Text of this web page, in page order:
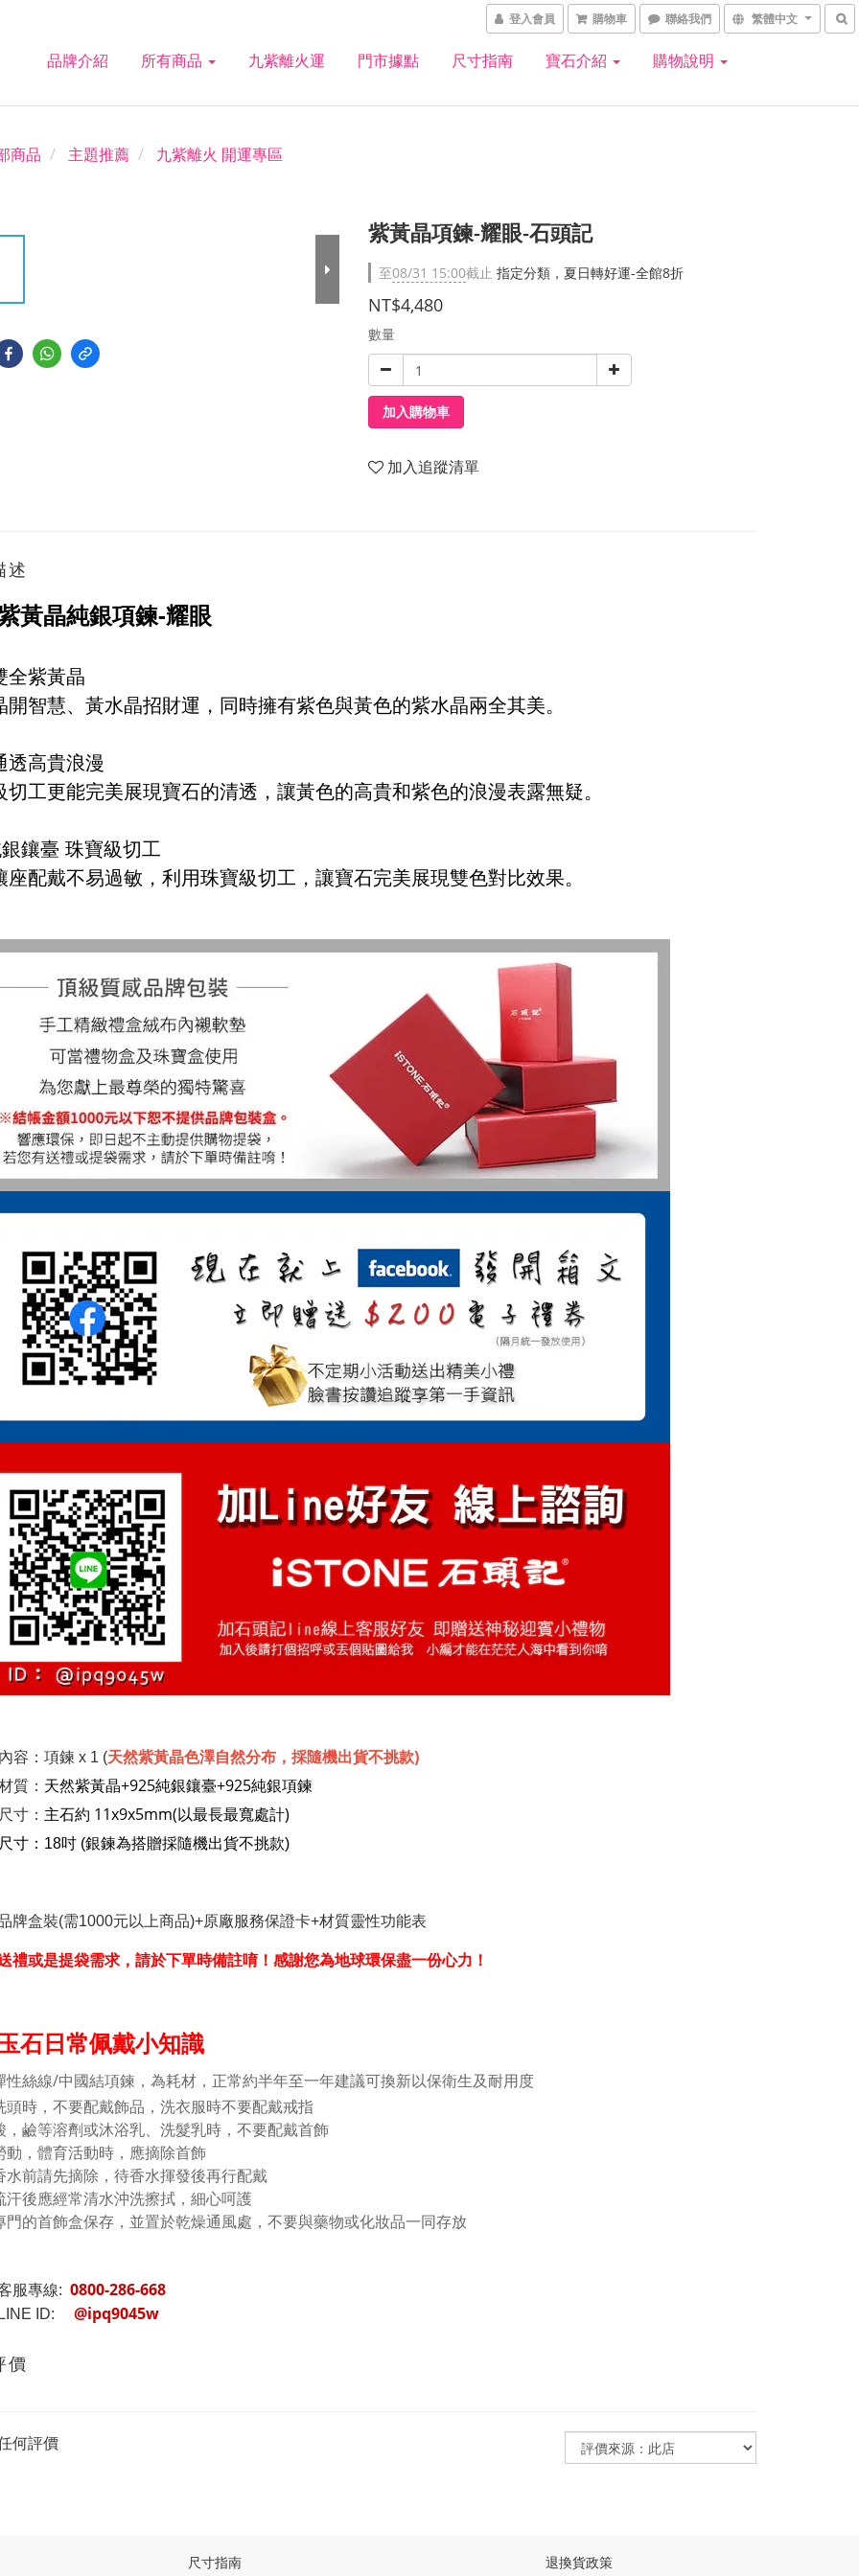
登入會員 購物車 聯絡我們 繁體中文
品牌介紹 所有商品 九紫離火運 門市據點 尺寸指南 寶石介紹 購物說明
商品 主題推薦 九紫離火 開運專區
紫黃晶項鍊-耀眼-石頭記
至08/31 15:00截止 指定分類，夏日轉好運-全館8折
NT$4,480
數量
加入購物車
加入追蹤清單
述
黃晶純銀項鍊-耀眼
全紫黃晶
開智慧、黃水晶招財運，同時擁有紫色與黃色的紫水晶兩全其美。
透高貴浪漫
切工更能完美展現寶石的清透，讓黃色的高貴和紫色的浪漫表露無疑。
鑲臺 珠寶級切工
座配戴不易過敏，利用珠寶級切工，讓寶石完美展現雙色對比效果。
容：項鍊 x 1 (天然紫黃晶色澤自然分布，採隨機出貨不挑款)
質： 天然紫黃晶+925純銀鑲臺+925純銀項鍊
寸： 主石約 11x9x5mm(以最長最寬處計)
寸： 18吋 (銀鍊為搭贈採隨機出貨不挑款)
牌盒裝(需1000元以上商品)+原廠服務保證卡+材質靈性功能表
禮或是提袋需求，請於下單時備註唷！感謝您為地球環保盡一份心力！
石日常佩戴小知識
性絲線/中國結項鍊，為耗材，正常約半年至一年建議可換新以保衛生及耐用度
頭時，不要配戴飾品，洗衣服時不要配戴戒指
，鹼等溶劑或沐浴乳、洗髮乳時，不要配戴首飾
動，體育活動時，應摘除首飾
水前請先摘除，待香水揮發後再行配戴
汗後應經常清水沖洗擦拭，細心呵護
門的首飾盒保存，並置於乾燥通風處，不要與藥物或化妝品一同存放
服專線: 0800-286-668
ID: @ipq9045w
價
何評價
尺寸指南 退換貨政策